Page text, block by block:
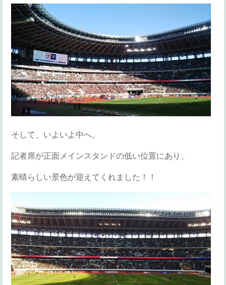
そして、いよいよ中へ。
記者席が正面メインスタンドの低い位置にあり、
素晴らしい景色が迎えてくれました！！